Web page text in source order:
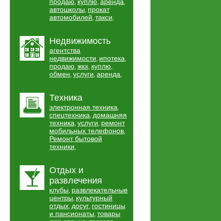
, , ,
автошколы, прокат
автомобилей, такси,
Недвижимость
агентства
недвижимости, ипотека,
продаю, жкх, куплю,
обмен, услуги, аренда,
Техника
электронная техника,
спецтехника, домашняя
техника, услуги, ремонт
мобильных телефонов,
Ремонт бытовой
техники,
Отдых и
развлечения
клубы, развлекательные
центры, культурный
отдых, досуг, гостиницы
и пансионаты, товары